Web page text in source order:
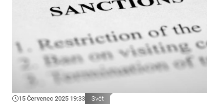
15 Červenec 2025 19:33 Svět